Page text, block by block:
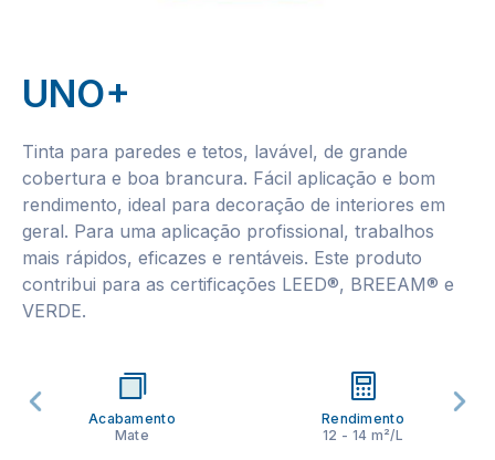
UNO+
Tinta para paredes e tetos, lavável, de grande
cobertura e boa brancura. Fácil aplicação e bom
rendimento, ideal para decoração de interiores em
geral. Para uma aplicação profissional, trabalhos
mais rápidos, eficazes e rentáveis. Este produto
contribui para as certificações LEED®, BREEAM® e
VERDE.
Acabamento
Mate
Rendimento
12 - 14 m²/L